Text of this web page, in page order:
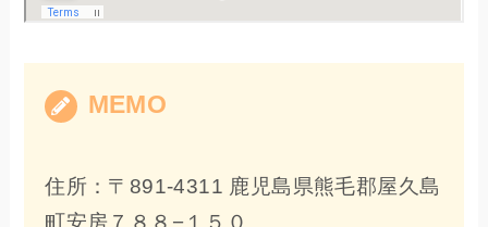
MEMO
住所：〒891-4311 鹿児島県熊毛郡屋久島
町安房７８８−１５０